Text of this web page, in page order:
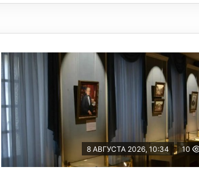
8 АВГУСТА 2026, 10:34 10